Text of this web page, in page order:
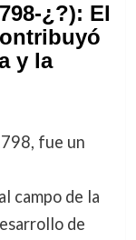
¿?): El
y la
fue un
campo de la
de